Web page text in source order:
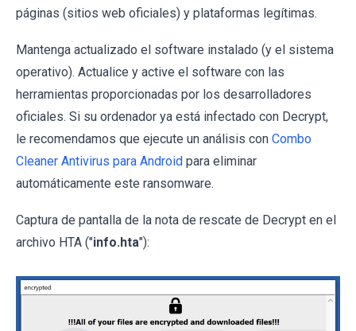
páginas (sitios web oficiales) y plataformas legítimas.
Mantenga actualizado el software instalado (y el sistema
operativo). Actualice y active el software con las
herramientas proporcionadas por los desarrolladores
oficiales. Si su ordenador ya está infectado con Decrypt,
le recomendamos que ejecute un análisis con Combo
Cleaner Antivirus para Android para eliminar
automáticamente este ransomware.
Captura de pantalla de la nota de rescate de Decrypt en el
archivo HTA ("info.hta"):